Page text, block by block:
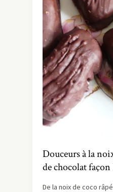
Douceurs à la
de chocolat
De la noix de coco